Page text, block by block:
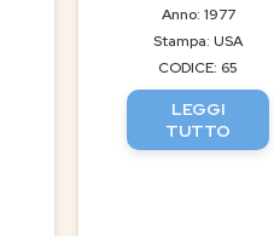
Anno: 1977
Stampa: USA
CODICE: 65
LEGGI
TUTTO